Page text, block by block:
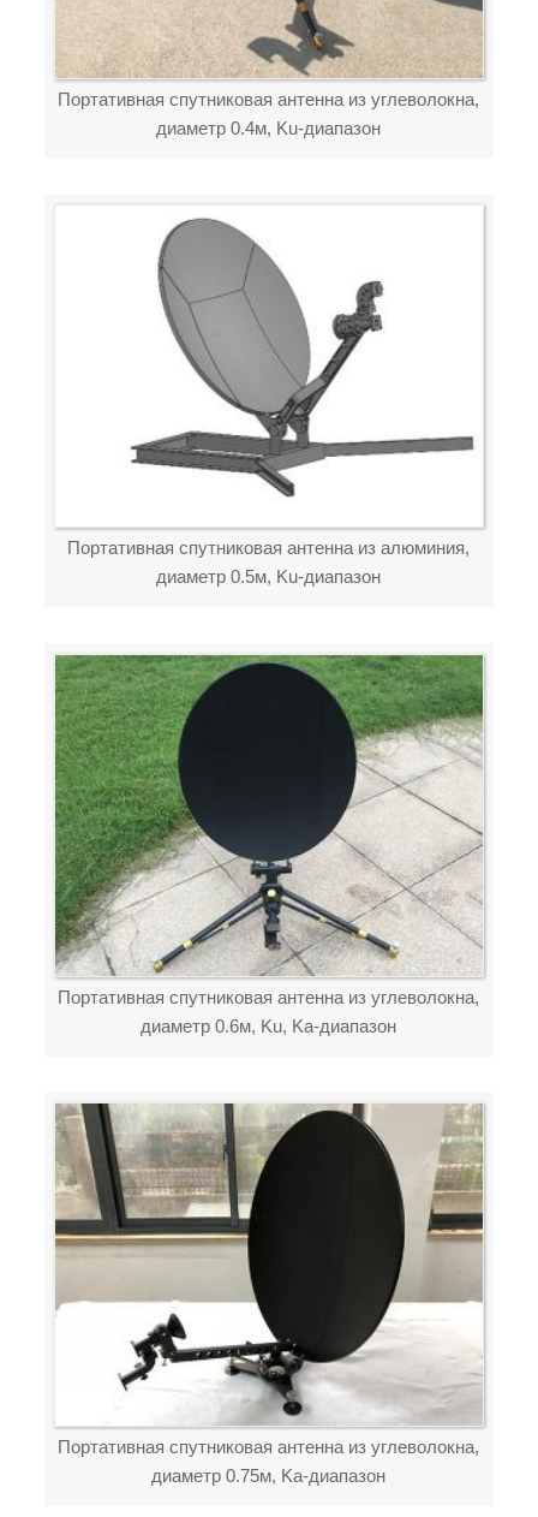
Портативная спутниковая антенна из углеволокна,
диаметр 0.4м, Ku-диапазон
Портативная спутниковая антенна из алюминия,
диаметр 0.5м, Ku-диапазон
Портативная спутниковая антенна из углеволокна,
диаметр 0.6м, Ku, Ka-диапазон
Портативная спутниковая антенна из углеволокна,
диаметр 0.75м, Ka-диапазон